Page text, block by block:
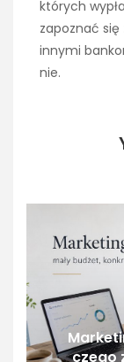
których
zapoznać
innymi
nie.
czego